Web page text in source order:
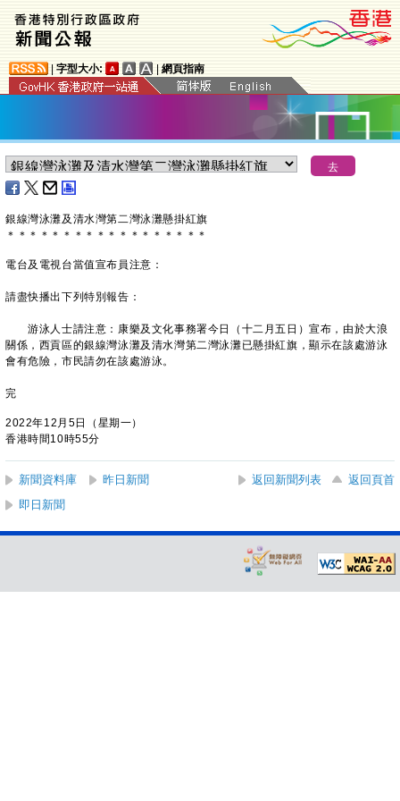
字型大小: 網頁指南
銀線灣泳灘及清水灣第二灣泳灘懸掛紅旗
＊ ＊ ＊ ＊ ＊ ＊ ＊ ＊ ＊ ＊ ＊ ＊ ＊ ＊ ＊ ＊ ＊ ＊
電台及電視台當值宣布員注意：
請盡快播出下列特別報告：
游泳人士請注意：康樂及文化事務署今日（十二月五日）宣布，由於大浪
關係，西貢區的銀線灣泳灘及清水灣第二灣泳灘已懸掛紅旗，顯示在該處游泳
會有危險，市民請勿在該處游泳。
完
2022年12月5日（星期一）
香港時間10時55分
新聞資料庫 昨日新聞 返回新聞列表
返回頁首
即日新聞